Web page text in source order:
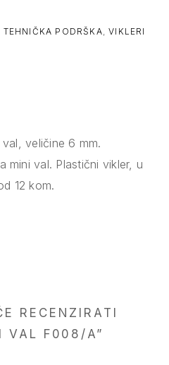
TEHNIČKA PODRŠKA,VIKLERI
veličine 6 mm.
mini val. Plastični vikler, u
12 kom.
RECENZIRATI
VAL F008/A”